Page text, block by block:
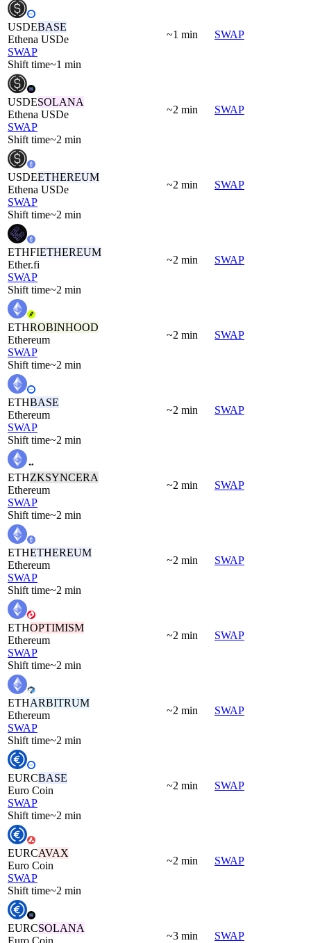
USDEBASE
Ethena USDe
SWAP
Shift time~1 min
~1 min SWAP
USDESOLANA
Ethena USDe
SWAP
Shift time~2 min
~2 min SWAP
USDEETHEREUM
Ethena USDe
SWAP
Shift time~2 min
~2 min SWAP
ETHFIETHEREUM
Ether.fi
SWAP
Shift time~2 min
~2 min SWAP
ETHROBINHOOD
Ethereum
SWAP
Shift time~2 min
~2 min SWAP
ETHBASE
Ethereum
SWAP
Shift time~2 min
~2 min SWAP
ETHZKSYNCERA
Ethereum
SWAP
Shift time~2 min
~2 min SWAP
ETHETHEREUM
Ethereum
SWAP
Shift time~2 min
~2 min SWAP
ETHOPTIMISM
Ethereum
SWAP
Shift time~2 min
~2 min SWAP
ETHARBITRUM
Ethereum
SWAP
Shift time~2 min
~2 min SWAP
EURCBASE
Euro Coin
SWAP
Shift time~2 min
~2 min SWAP
EURCAVAX
Euro Coin
SWAP
Shift time~2 min
~2 min SWAP
EURCSOLANA
Euro Coin
~3 min SWAP